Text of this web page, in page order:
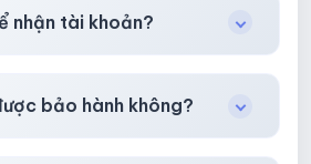
mua.
nhận tài khoản?
bảo hành không?